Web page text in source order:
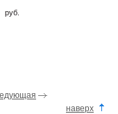
руб.
наверх